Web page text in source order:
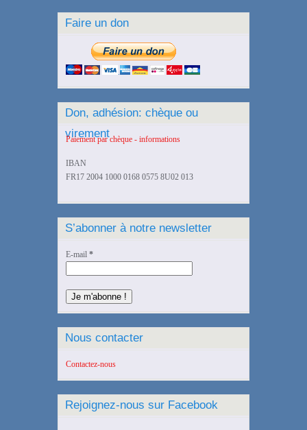
Faire un don
Don, adhésion: chèque ou
virement
Paiement par chèque - informations
IBAN
FR17 2004 1000 0168 0575 8U02 013
S’abonner à notre newsletter
E-mail *
Nous contacter
Contactez-nous
Rejoignez-nous sur Facebook